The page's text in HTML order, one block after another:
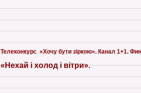
Телеконкурс «Хочу бути зіркою». Канал 1+1.
«Нехай і холод і вітри».